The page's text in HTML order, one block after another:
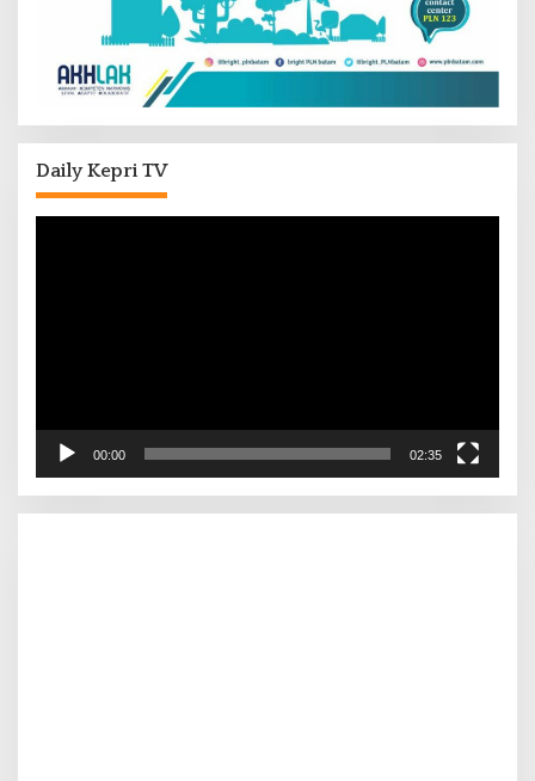
Daily Kepri TV
00:00 02:35